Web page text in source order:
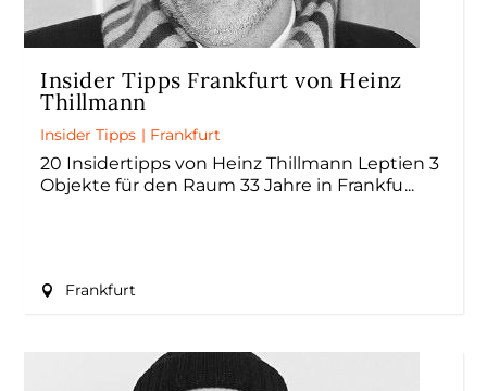
Insider Tipps Frankfurt von Heinz
Thillmann
Insider Tipps | Frankfurt
20 Insidertipps von Heinz Thillmann Leptien 3
Objekte für den Raum 33 Jahre in Frankfu
Frankfurt